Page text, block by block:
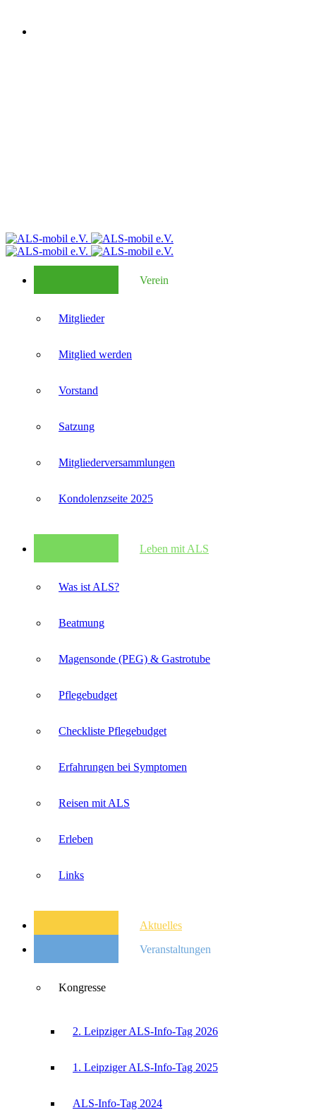
Verein
Mitglieder
Mitglied werden
Vorstand
Satzung
Mitglieder­versammlungen
Kondolenzseite 2025
Leben mit ALS
Was ist ALS?
Beatmung
Magensonde (PEG) & Gastrotube
Pflegebudget
Checkliste Pflegebudget
Erfahrungen bei Symptomen
Reisen mit ALS
Erleben
Links
Aktuelles
Veranstaltungen
Kongresse
2. Leipziger ALS-Info-Tag 2026
1. Leipziger ALS-Info-Tag 2025
ALS-Info-Tag 2024